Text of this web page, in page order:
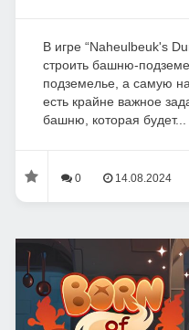
В игре “Naheulbeuk's
строить башню-
подземелье, а самую
есть крайне важное
башню, которая будет...
0 14.08.2024